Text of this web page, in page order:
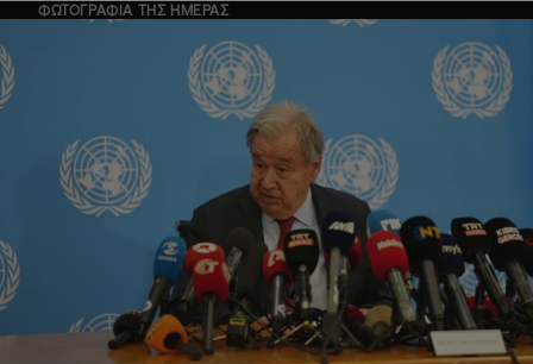
ΦΩΤΟΓΡΑΦΙΑ ΤΗΣ ΗΜΕΡΑΣ